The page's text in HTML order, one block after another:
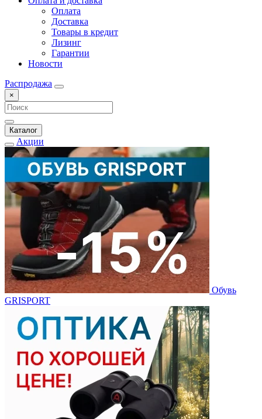
Оплата
Доставка
Товары в кредит
Лизинг
Гарантии
Новости
Распродажа
×
Каталог
Акции
Обувь
GRISPORT